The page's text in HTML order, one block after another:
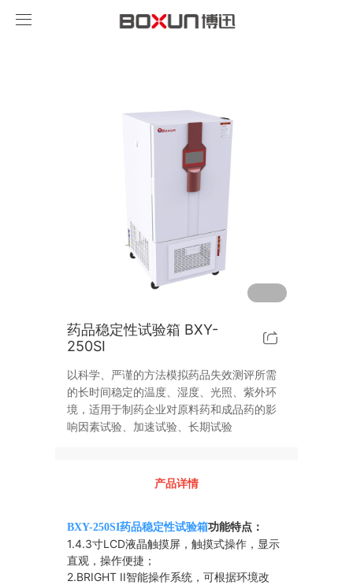
永利总站·(中国)集团
药品稳定性试验箱 BXY-
250SI
以科学、严谨的方法模拟药品失效测评所需
的长时间稳定的温度、湿度、光照、紫外环
境，适用于制药企业对原料药和成品药的影
响因素试验、加速试验、长期试验
产品详情
BXY-250SI药品稳定性试验箱功能特点：
1.4.3寸LCD液晶触摸屏，触摸式操作，显示
直观，操作便捷；
2.BRIGHT II智能操作系统，可根据环境改